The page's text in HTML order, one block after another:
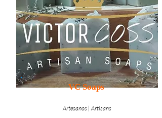
VC Soaps
Artesanos | Artisans